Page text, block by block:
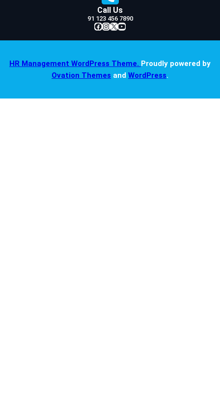
Call Us
91 123 456 7890
Facebook InstagramX YouTube
HR Management WordPress Theme. Proudly powered by
Ovation Themes and WordPress.